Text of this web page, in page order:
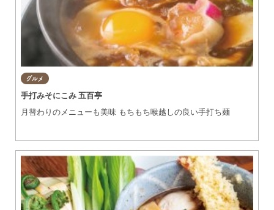
グルメ
手打みそにこみ 五百亭
月替わりのメニューも美味 もちもち喉越しの良い手打ち麺